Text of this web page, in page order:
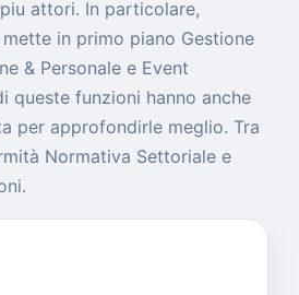
attori. In particolare,
in primo piano Gestione
& Personale e Event
queste funzioni hanno anche
per approfondirle meglio. Tra
Normativa Settoriale e